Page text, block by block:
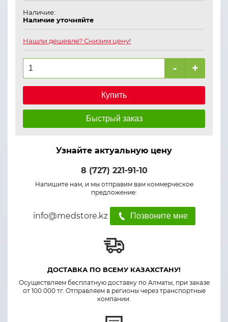
Наличие:
Наличие уточняйте
Нашли дешевле? Снизим цену!
- +
Купить
Быстрый заказ
Узнайте актуальную цену
8 (727) 221-91-10
Напишите нам, и мы отправим вам коммерческое
предложение:
info@medstore.kz Позвоните мне
ДОСТАВКА ПО ВСЕМУ КАЗАХСТАНУ!
Осуществляем бесплатную доставку по Алматы, при заказе
от 100 000 тг. Отправляем в регионы через транспортные
компании.